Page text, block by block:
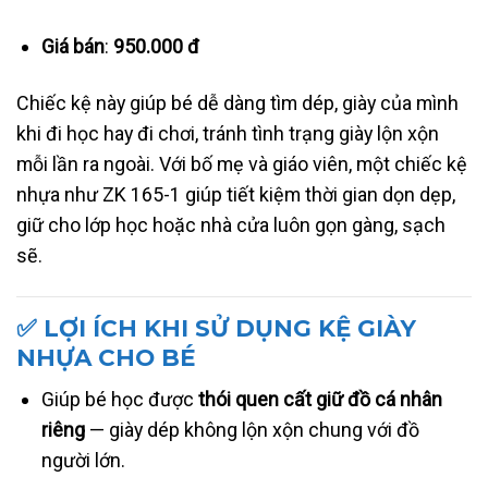
Giá bán: 950.000 đ
Chiếc kệ này giúp bé dễ dàng tìm dép, giày của mình
khi đi học hay đi chơi, tránh tình trạng giày lộn xộn
mỗi lần ra ngoài. Với bố mẹ và giáo viên, một chiếc kệ
nhựa như ZK 165-1 giúp tiết kiệm thời gian dọn dẹp,
giữ cho lớp học hoặc nhà cửa luôn gọn gàng, sạch
sẽ.
✅ LỢI ÍCH KHI SỬ DỤNG KỆ GIÀY
NHỰA CHO BÉ
Giúp bé học đượcthói quen cất giữ đồ cá nhân
riêng — giày dép không lộn xộn chung với đồ
người lớn.